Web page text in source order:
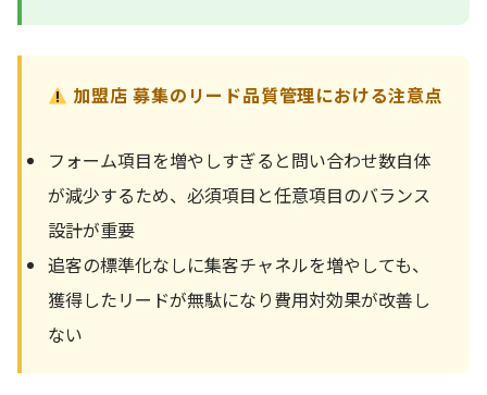
加盟店 募集のリード品質管理における注意点
フォーム項目を増やしすぎると問い合わせ数自体
が減少するため、必須項目と任意項目のバランス
設計が重要
追客の標準化なしに集客チャネルを増やしても、
獲得したリードが無駄になり費用対効果が改善し
ない